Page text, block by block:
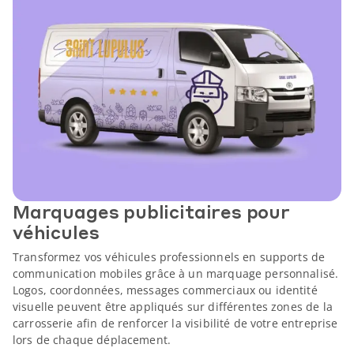
Marquages publicitaires pour
véhicules
Transformez vos véhicules professionnels en supports de
communication mobiles grâce à un marquage personnalisé.
Logos, coordonnées, messages commerciaux ou identité
visuelle peuvent être appliqués sur différentes zones de la
carrosserie afin de renforcer la visibilité de votre entreprise
lors de chaque déplacement.